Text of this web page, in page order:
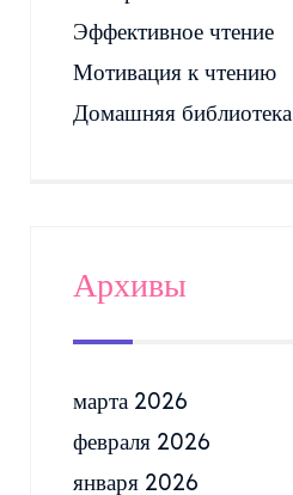
Эффективное чтение
Мотивация к чтению
Домашняя библиотека
Архивы
марта 2026
февраля 2026
января 2026